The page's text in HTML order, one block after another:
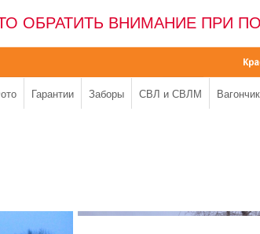
ОБРАТИТЬ ВНИМАНИЕ ПРИ
Гарантии Заборы СВЛ и СВЛМ